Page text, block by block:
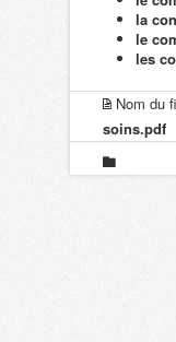
la
le
les
Nom du
soins.pdf